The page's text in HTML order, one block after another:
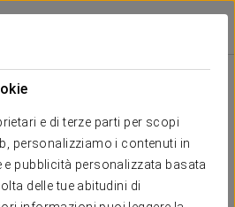
e di terze parti per scopi
personalizziamo i contenuti in
e pubblicità personalizzata basata
delle tue abitudini di